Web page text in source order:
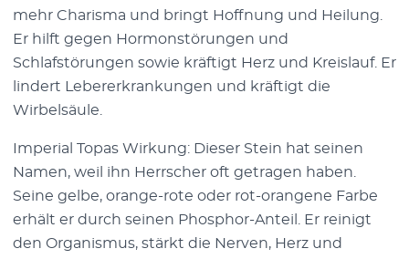
mehr Charisma und bringt Hoffnung und Heilung.
Er hilft gegen Hormonstörungen und
Schlafstörungen sowie kräftigt Herz und Kreislauf. Er
lindert Lebererkrankungen und kräftigt die
Wirbelsäule.
Imperial Topas Wirkung: Dieser Stein hat seinen
Namen, weil ihn Herrscher oft getragen haben.
Seine gelbe, orange-rote oder rot-orangene Farbe
erhält er durch seinen Phosphor-Anteil. Er reinigt
den Organismus, stärkt die Nerven, Herz und